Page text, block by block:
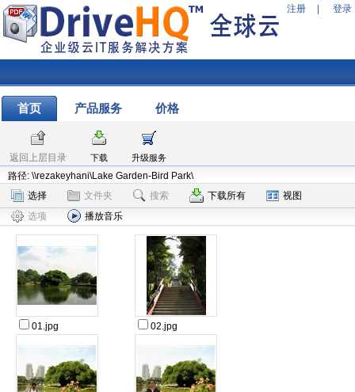
注册 登录
首页 产品服务 价格
返回上层目录 下载 升级服务
路径: \\rezakeyhani\Lake Garden-Bird Park\
选择
文件夹 搜索 下载所有
视图
选项
播放音乐
01.jpg 02.jpg